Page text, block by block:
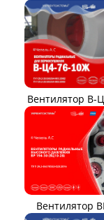
Вентилятор В-
Вентилятор